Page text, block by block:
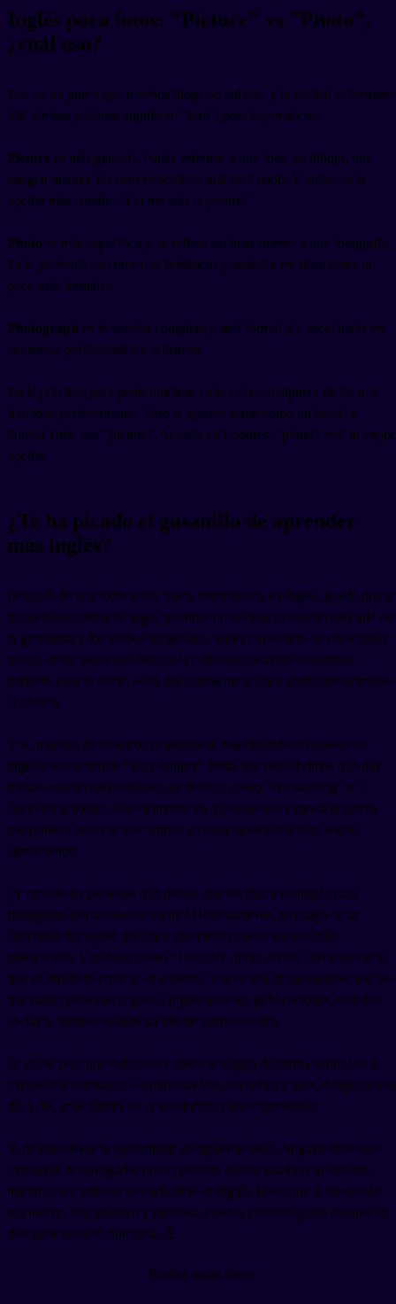
Inglés para fotos: "Picture" vs "Photo",
¿cuál uso?
Este es un punto que muchos blogs no cubren, y la verdad es bastante
útil. Ambas palabras significan "foto", pero hay matices:
Picture es más general. Puede referirse a una foto, un dibujo, una
imagen mental. En conversación casual en Estados Unidos, es la
opción más común: "Let me take a picture."
Photo es más específico y se refiere exclusivamente a una fotografía.
Es la preferida en contextos británicos y también en situaciones un
poco más formales.
Photograph es la versión completa y más formal. La escucharás en
contextos profesionales o artísticos.
En la práctica, para pedir una foto en la calle, cualquiera de las tres
funciona perfectamente. Pero si quieres sonar como un local en
Nueva York, usa "picture". Si estás en Londres, "photo" será tu mejor
opción.
¿Te ha picado el gusanillo de aprender
más inglés?
Después de leer todas estas frases inspiradoras en inglés, puede que te
hayas dado cuenta de algo: aprender un idioma va mucho más allá de
la gramática y los verbos irregulares. Saber expresarte en situaciones
reales, desde pedir una foto en la calle hasta escribir el caption
perfecto para tu selfie, es lo que realmente te hace sentir que dominas
el idioma.
Y sí, muchos de nosotros empezamos describiendo el hambre en
inglés con un simple "very hungry" hasta que descubrimos que hay
formas mucho más naturales de decirlo, como "I'm starving" o "I
could eat a horse". Ese momento en que usas una expresión nativa
por primera vez y te sale natural es pura motivación para seguir
aprendiendo.
¿Y eres de las personas que piensa que las frases en inglés para
Instagram quedan mucho mejor? Honestamente, hay algo en la
concisión del inglés que hace que ciertas frases suenen más
impactantes. Una frase como "Less talk, more action" tiene un ritmo
que es difícil de replicar en español. Esa es una de las razones por las
que tantas personas eligen el inglés para sus publicaciones en redes
sociales, incluso cuando su idioma nativo es otro.
La clave para que todas estas frases te salgan de forma natural es la
exposición constante. Cuanto más leas, escuches y uses el inglés en tu
día a día, más rápido vas a interiorizar estas expresiones.
Si quieres llevar tu aprendizaje al siguiente nivel, Migaku tiene una
extensión de navegador que te permite buscar palabras al instante
mientras ves series o lees artículos en inglés. Hace que la inmersión
sea mucho más práctica y efectiva. Puedes probarlo gratis durante 10
días para ver si te funciona. 💪
Prueba gratis ahora